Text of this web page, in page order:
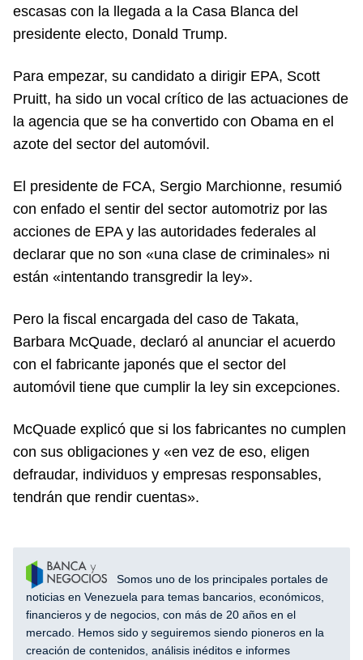
escasas con la llegada a la Casa Blanca del
presidente electo, Donald Trump.
Para empezar, su candidato a dirigir EPA, Scott
Pruitt, ha sido un vocal crítico de las actuaciones de
la agencia que se ha convertido con Obama en el
azote del sector del automóvil.
El presidente de FCA, Sergio Marchionne, resumió
con enfado el sentir del sector automotriz por las
acciones de EPA y las autoridades federales al
declarar que no son «una clase de criminales» ni
están «intentando transgredir la ley».
Pero la fiscal encargada del caso de Takata,
Barbara McQuade, declaró al anunciar el acuerdo
con el fabricante japonés que el sector del
automóvil tiene que cumplir la ley sin excepciones.
McQuade explicó que si los fabricantes no cumplen
con sus obligaciones y «en vez de eso, eligen
defraudar, individuos y empresas responsables,
tendrán que rendir cuentas».
Somos uno de los principales portales de
noticias en Venezuela para temas bancarios, económicos,
financieros y de negocios, con más de 20 años en el
mercado. Hemos sido y seguiremos siendo pioneros en la
creación de contenidos, análisis inéditos e informes